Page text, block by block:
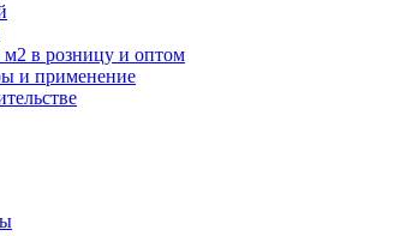
м2 в розницу и оптом
и применение